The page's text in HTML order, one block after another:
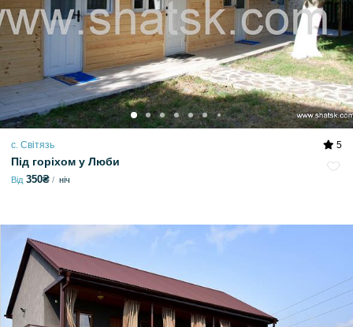
с. Світязь 5
Під горіхом у Люби
Від 350₴ ніч